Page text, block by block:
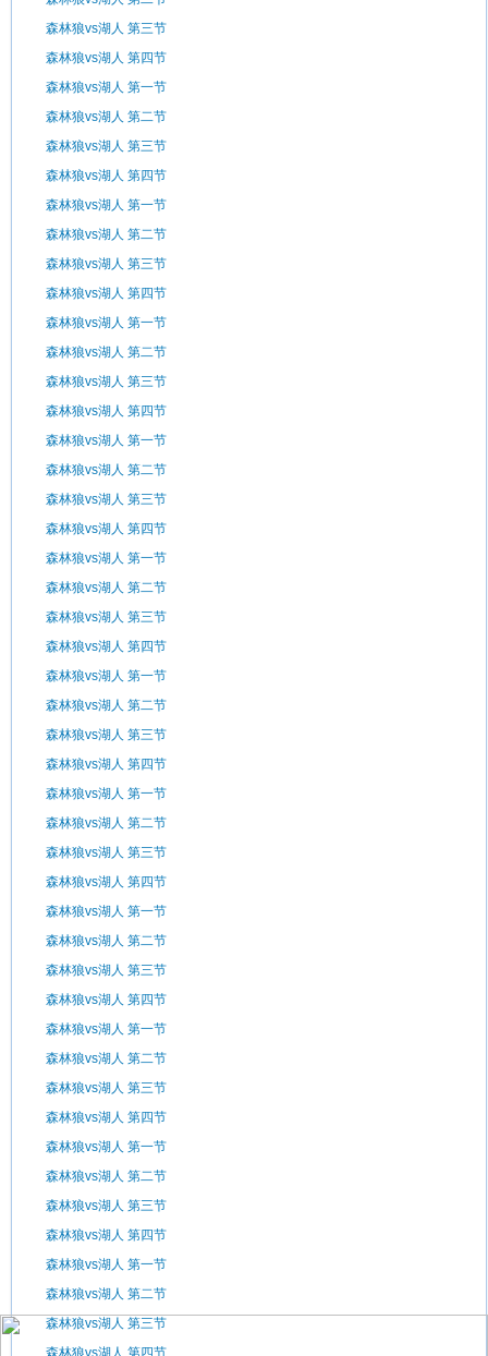
森林狼vs湖人 第三节
森林狼vs湖人 第四节
森林狼vs湖人 第一节
森林狼vs湖人 第二节
森林狼vs湖人 第三节
森林狼vs湖人 第四节
森林狼vs湖人 第一节
森林狼vs湖人 第二节
森林狼vs湖人 第三节
森林狼vs湖人 第四节
森林狼vs湖人 第一节
森林狼vs湖人 第二节
森林狼vs湖人 第三节
森林狼vs湖人 第四节
森林狼vs湖人 第一节
森林狼vs湖人 第二节
森林狼vs湖人 第三节
森林狼vs湖人 第四节
森林狼vs湖人 第一节
森林狼vs湖人 第二节
森林狼vs湖人 第三节
森林狼vs湖人 第四节
森林狼vs湖人 第一节
森林狼vs湖人 第二节
森林狼vs湖人 第三节
森林狼vs湖人 第四节
森林狼vs湖人 第一节
森林狼vs湖人 第二节
森林狼vs湖人 第三节
森林狼vs湖人 第四节
森林狼vs湖人 第一节
森林狼vs湖人 第二节
森林狼vs湖人 第三节
森林狼vs湖人 第四节
森林狼vs湖人 第一节
森林狼vs湖人 第二节
森林狼vs湖人 第三节
森林狼vs湖人 第四节
森林狼vs湖人 第一节
森林狼vs湖人 第二节
森林狼vs湖人 第三节
森林狼vs湖人 第四节
森林狼vs湖人 第一节
森林狼vs湖人 第二节
森林狼vs湖人 第三节
森林狼vs湖人 第四节